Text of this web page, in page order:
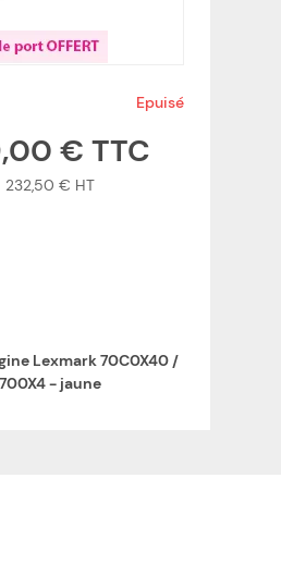
Epuisé
€
232,50 €
Lexmark 70C0X40 /
700X4 - jaune